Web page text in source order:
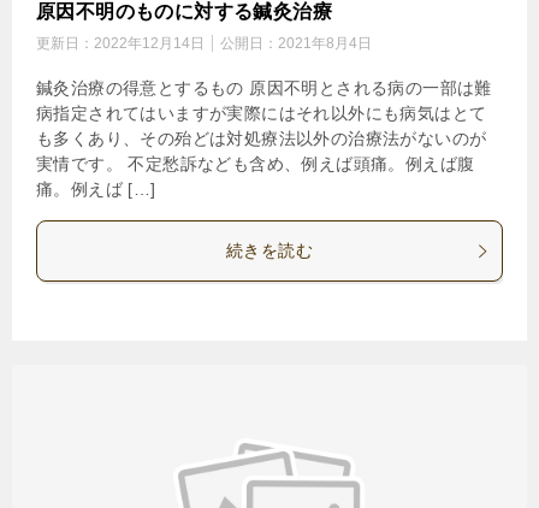
原因不明のものに対する鍼灸治療
更新日： 2022年12月14日 公開日： 2021年8月4日
鍼灸治療の得意とするもの 原因不明とされる病の一部は難
病指定されてはいますが実際にはそれ以外にも病気はとて
も多くあり、その殆どは対処療法以外の治療法がないのが
実情です。 不定愁訴なども含め、例えば頭痛。例えば腹
痛。例えば […]
続きを読む